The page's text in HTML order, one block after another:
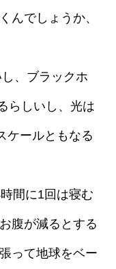
んでしょうか、
、ブラックホ
らしいし、光は
ケールともなる
間に1回は寝む
腹が減るとする
って地球をベー